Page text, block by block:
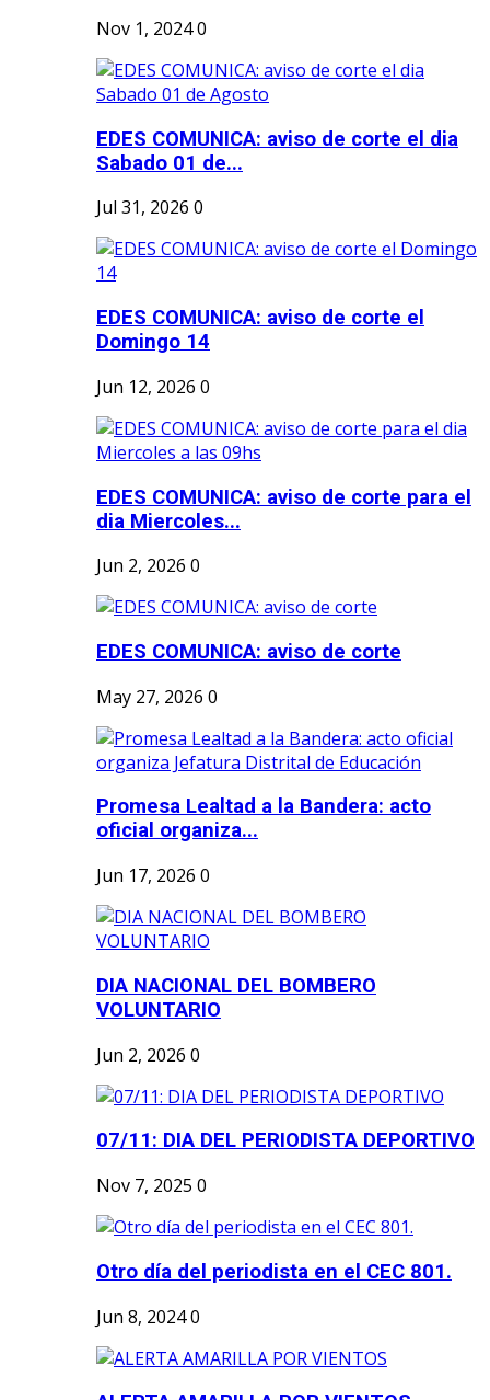
Nov 1, 20240
EDES COMUNICA: aviso de corte el dia
Sabado 01 de...
Jul 31, 2026 0
EDES COMUNICA: aviso de corte el
Domingo 14
Jun 12, 2026 0
EDES COMUNICA: aviso de corte para el
dia Miercoles...
Jun 2, 2026 0
EDES COMUNICA: aviso de corte
May 27, 2026 0
Promesa Lealtad a la Bandera: acto
oficial organiza...
Jun 17, 2026 0
DIA NACIONAL DEL BOMBERO
VOLUNTARIO
Jun 2, 2026 0
07/11: DIA DEL PERIODISTA DEPORTIVO
Nov 7, 2025 0
Otro día del periodista en el CEC 801.
Jun 8, 20240